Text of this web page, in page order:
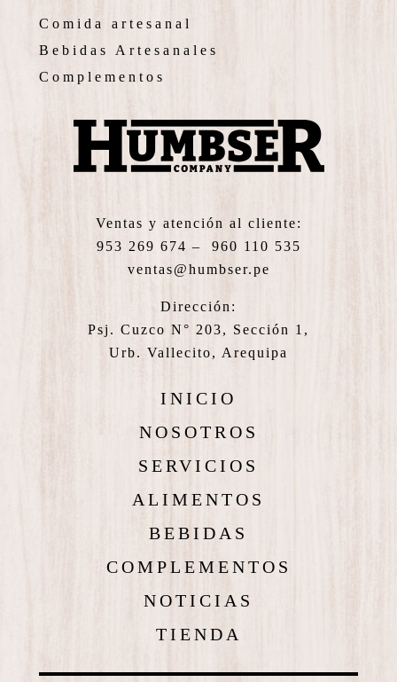
Comida artesanal
Bebidas Artesanales
Complementos
Ventas y atención al cliente:
953 269 674 – 960 110 535
ventas@humbser.pe
Dirección:
Psj. Cuzco N° 203, Sección 1,
Urb. Vallecito, Arequipa
INICIO
NOSOTROS
SERVICIOS
ALIMENTOS
BEBIDAS
COMPLEMENTOS
NOTICIAS
TIENDA